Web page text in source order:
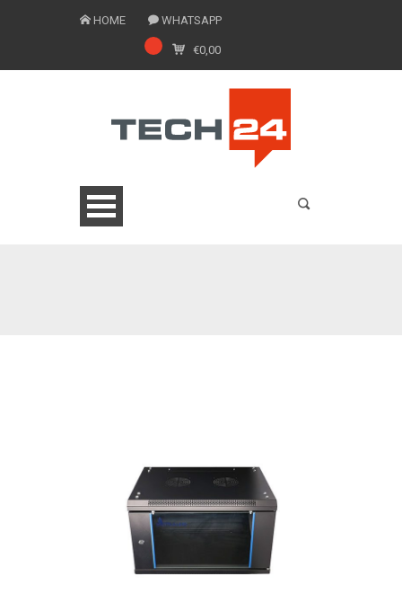
HOME WHATSAPP
€0,00
CATALOGO ONLINE